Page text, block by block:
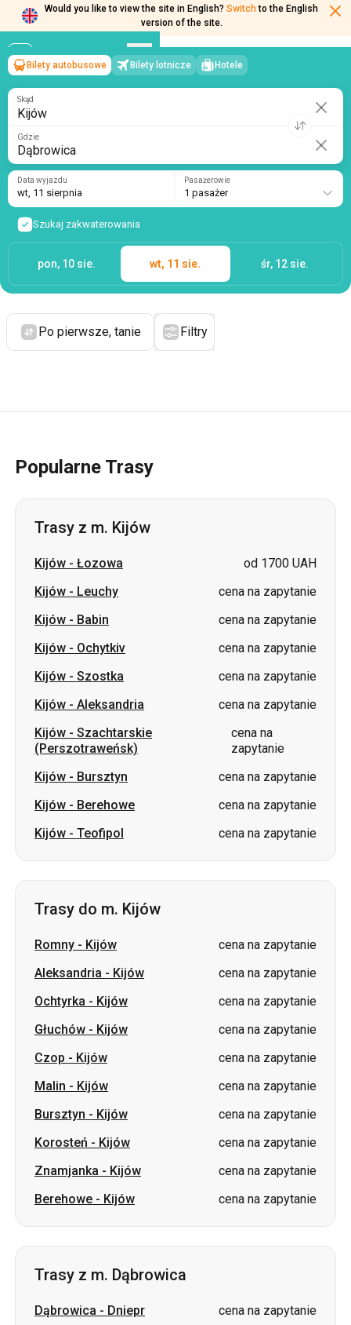
Would you like to view the site in English? Switch to the English
version of the site.
Kijów→Dąbrowica
wt, 11 sierpnia/1 pasażer
Bilety autobusowe Bilety lotnicze Hotele
Skąd
Gdzie
Data wyjazdu
wt, 11 sierpnia
Pasażerowie
1 pasażer
Szukaj zakwaterowania
pon, 10 sie. wt, 11 sie. śr, 12 sie.
Po pierwsze, tanie Filtry
Popularne Trasy
Trasy z m. Kijów
Kijów - Łozowa
od 1700 UAH
Kijów - Leuchy
cena na zapytanie
Kijów - Babin
cena na zapytanie
Kijów - Ochytkiv
cena na zapytanie
Kijów - Szostka
cena na zapytanie
Kijów - Aleksandria
cena na zapytanie
Kijów - Szachtarskie
(Perszotraweńsk)
cena na
zapytanie
Kijów - Bursztyn
cena na zapytanie
Kijów - Berehowe
cena na zapytanie
Kijów - Teofipol cena na zapytanie
Trasy do m. Kijów
Romny - Kijów
cena na zapytanie
Aleksandria - Kijów
cena na zapytanie
Ochtyrka - Kijów
cena na zapytanie
Głuchów - Kijów
cena na zapytanie
Czop - Kijów
cena na zapytanie
Malin - Kijów
cena na zapytanie
Bursztyn - Kijów
cena na zapytanie
Korosteń - Kijów
cena na zapytanie
Znamjanka - Kijów
cena na zapytanie
Berehowe - Kijów cena na zapytanie
Trasy z m. Dąbrowica
Dąbrowica - Dniepr
cena na zapytanie